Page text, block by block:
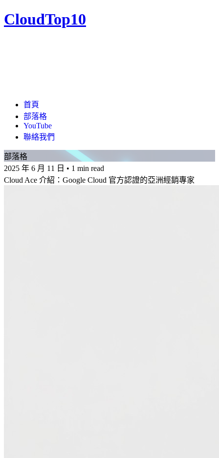
CloudTop10
首頁
部落格
YouTube
聯絡我們
部落格
2025 年 6 月 11 日 • 1 min read
Cloud Ace 介紹：Google Cloud 官方認證的亞洲經銷專家